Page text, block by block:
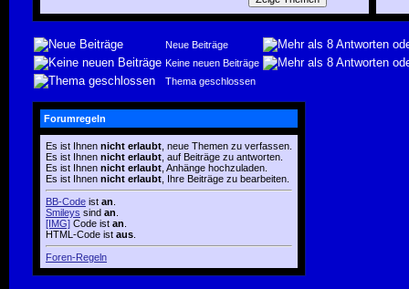
Neue Beiträge
Keine neuen Beiträge
Thema geschlossen
Forumregeln
Es ist Ihnen nicht erlaubt , neue Themen zu verfassen.
Es ist Ihnen nicht erlaubt , auf Beiträge zu antworten.
Es ist Ihnen nicht erlaubt , Anhänge hochzuladen.
Es ist Ihnen nicht erlaubt , Ihre Beiträge zu bearbeiten.
BB-Code ist an
Smileys sind an
[IMG] Code ist an
HTML-Code ist aus
Foren-Regeln